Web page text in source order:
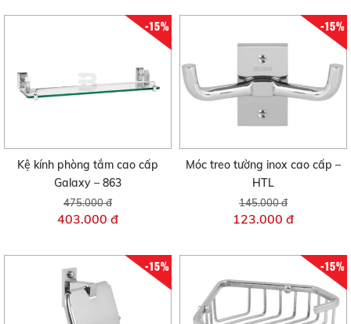
-15%
Kệ kính phòng tắm cao cấp
Galaxy – 863
475.000 đ
403.000 đ
-15%
Móc treo tường inox cao cấp –
HTL
145.000 đ
123.000 đ
-15% -15%